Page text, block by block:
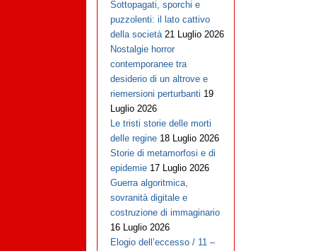
Sottopagati, sporchi e
puzzolenti: il lato cattivo
della società 21 Luglio 2026
Nostalgie horror
contemporanee tra
desiderio di un altrove e
riemersioni perturbanti 19
Luglio 2026
Le tristi storie delle morti
delle regine 18 Luglio 2026
Storie di metamorfosi e di
epidemie 17 Luglio 2026
Guerra algoritmica,
sovranità digitale e
costruzione di immaginario
16 Luglio 2026
Elogio dell’eccesso / 11 –